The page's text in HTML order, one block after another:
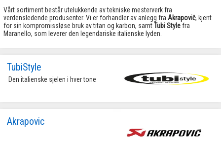
Vårt sortiment består utelukkende av tekniske mesterverk fra
verdensledende produsenter. Vi er forhandler av anlegg fra Akrapovič, kjent
for sin kompromissløse bruk av titan og karbon, samtTubi Stylefra
Maranello, som leverer den legendariske italienske lyden.
TubiStyle
Den italienske sjelen i hver tone
Akrapovic